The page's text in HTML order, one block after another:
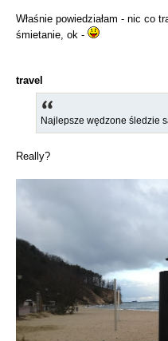
Właśnie powiedziałam - nic co
śmietanie, ok -
travel
Najlepsze wędzone śledzie
Really?